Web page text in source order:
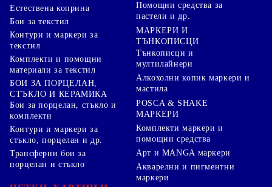
Естествена коприна
Бои за текстил
Контури и маркери за
текстил
Комплекти и помощни
материали за текстил
БОИ ЗА ПОРЦЕЛАН,
СТЪКЛО И КЕРАМИКА
Бои за порцелан, стъкло и
комплекти
Контури и маркери за
стъкло, порцелан и др.
Трансферни бои за
порцелан и стъкло
Помощни средства за
пастели и др.
МАРКЕРИ И
ТЪНКОПИСЦИ
Тънкописци и
мултилайнери
Алкохолни копик маркери и
мастила
POSCA & SHAKE
МАРКЕРИ
Комплекти маркери и
помощни средства
Арт и MANGA маркери
Акварелни и пигментни
маркери